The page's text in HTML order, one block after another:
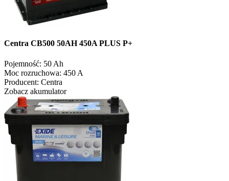
Centra CB500 50AH 450A PLUS P+
Pojemność: 50 Ah
Moc rozruchowa: 450 A
Producent: Centra
Zobacz akumulator